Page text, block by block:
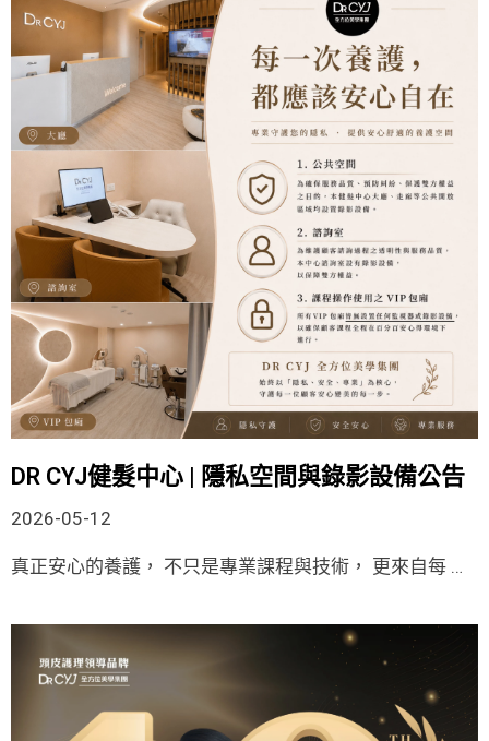
DR CYJ健髮中心 | 隱私空間與錄影設備公告
2026-05-12
真正安心的養護， 不只是專業課程與技術， 更來自每 …